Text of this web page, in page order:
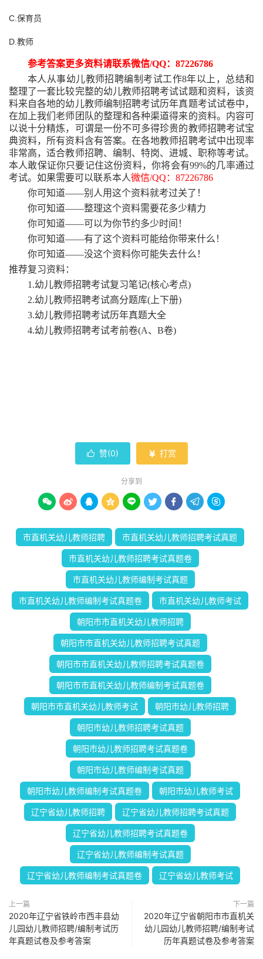
C.保育员
D.教师
参考答案更多资料请联系微信/QQ：87226786
本人从事幼儿教师招聘编制考试工作8年以上，总结和
整理了一套比较完整的幼儿教师招聘考试试题和资料，该资
料来自各地的幼儿教师编制招聘考试历年真题考试试卷中，
在加上我们老师团队的整理和各种渠道得来的资料。内容可
以说十分精炼，可谓是一份不可多得珍贵的教师招聘考试宝
典资料，所有资料含有答案。在各地教师招聘考试中出现率
非常高，适合教师招聘、编制、特岗、进城、职称等考试。
本人敢保证你只要记住这份资料，你将会有99%的几率通过
考试。如果需要可以联系本人微信/QQ：87226786
你可知道——别人用这个资料就考过关了！
你可知道——整理这个资料需要花多少精力
你可知道——可以为你节约多少时间！
你可知道——有了这个资料可能给你带来什么！
你可知道——没这个资料你可能失去什么！
推荐复习资料：
1.幼儿教师招聘考试复习笔记(核心考点)
2.幼儿教师招聘考试高分题库(上下册)
3.幼儿教师招聘考试历年真题大全
4.幼儿教师招聘考试考前卷(A、B卷)
 赞(0)  打赏
分享到
        
市直机关幼儿教师招聘 市直机关幼儿教师招聘考试真题
市直机关幼儿教师招聘考试真题卷
市直机关幼儿教师编制考试真题
市直机关幼儿教师编制考试真题卷 市直机关幼儿教师考试
朝阳市市直机关幼儿教师招聘
朝阳市市直机关幼儿教师招聘考试真题
朝阳市市直机关幼儿教师招聘考试真题卷
朝阳市市直机关幼儿教师编制考试真题卷
朝阳市市直机关幼儿教师考试 朝阳市幼儿教师招聘
朝阳市幼儿教师招聘考试真题
朝阳市幼儿教师招聘考试真题卷
朝阳市幼儿教师编制考试真题
朝阳市幼儿教师编制考试真题卷 朝阳市幼儿教师考试
辽宁省幼儿教师招聘 辽宁省幼儿教师招聘考试真题
辽宁省幼儿教师招聘考试真题卷
辽宁省幼儿教师编制考试真题
辽宁省幼儿教师编制考试真题卷 辽宁省幼儿教师考试
上一篇
2020年辽宁省铁岭市西丰县幼
儿园幼儿教师招聘/编制考试历
年真题试卷及参考答案
下一篇
2020年辽宁省朝阳市市直机关
幼儿园幼儿教师招聘/编制考试
历年真题试卷及参考答案